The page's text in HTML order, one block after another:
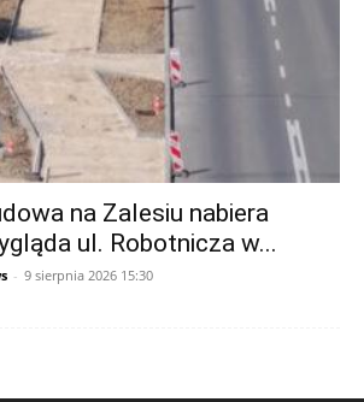
na Zalesiu nabiera
ul. Robotnicza w...
- 9 sierpnia 2026 15:30